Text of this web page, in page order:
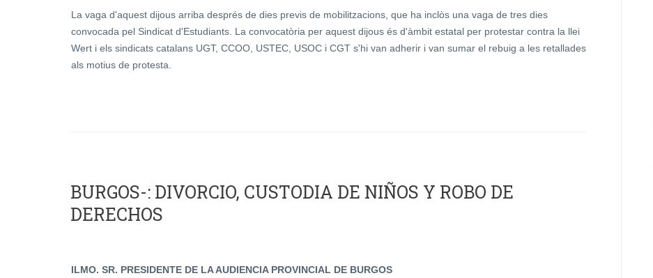
La vaga d'aquest dijous arriba després de dies previs de mobilitzacions, que ha inclòs una vaga de tres dies
convocada pel Sindicat d'Estudiants. La convocatòria per aquest dijous és d'àmbit estatal per protestar contra la llei
Wert i els sindicats catalans UGT, CCOO, USTEC, USOC i CGT s'hi van adherir i van sumar el rebuig a les retallades
als motius de protesta.
BURGOS-: DIVORCIO, CUSTODIA DE NIÑOS Y ROBO DE
DERECHOS
ILMO. SR. PRESIDENTE DE LA AUDIENCIA PROVINCIAL DE BURGOS